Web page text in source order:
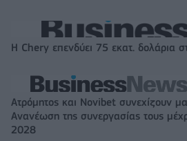
Η Chery επενδύει 75 εκατ. δολάρια
Ατρόμητος και Novibet συνεχίζουν
Ανανέωση της συνεργασίας τους
2028